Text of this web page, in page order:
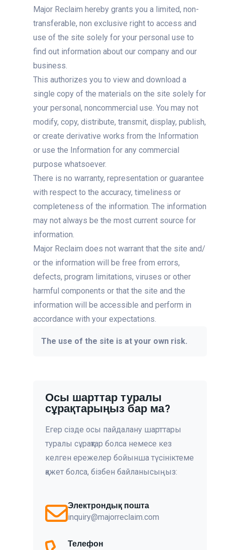
Major Reclaim hereby grants you a limited, non-
transferable, non exclusive right to access and
use of the site solely for your personal use to
find out information about our company and our
business.
This authorizes you to view and download a
single copy of the materials on the site solely for
your personal, noncommercial use. You may not
modify, copy, distribute, transmit, display, publish,
or create derivative works from the Information
or use the Information for any commercial
purpose whatsoever.
There is no warranty, representation or guarantee
with respect to the accuracy, timeliness or
completeness of the information. The information
may not always be the most current source for
information.
Major Reclaim does not warrant that the site and/
or the information will be free from errors,
defects, program limitations, viruses or other
harmful components or that the site and the
information will be accessible and perform in
accordance with your expectations.
The use of the site is at your own risk.
Осы шарттар туралы
сұрақтарыңыз бар ма?
Егер сізде осы пайдалану шарттары
туралы сұрақтар болса немесе кез
келген ережелер бойынша түсініктеме
қажет болса, бізбен байланысыңыз:
Электрондық пошта
inquiry@majorreclaim.com
Телефон